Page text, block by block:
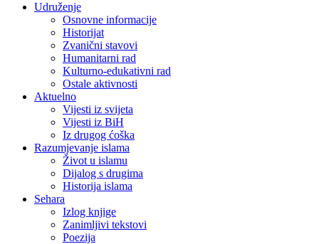
Udruženje
Osnovne informacije
Historijat
Zvanični stavovi
Humanitarni rad
Kulturno-edukativni rad
Ostale aktivnosti
Aktuelno
Vijesti iz svijeta
Vijesti iz BiH
Iz drugog ćoška
Razumjevanje islama
Život u islamu
Dijalog s drugima
Historija islama
Sehara
Izlog knjige
Zanimljivi tekstovi
Poezija